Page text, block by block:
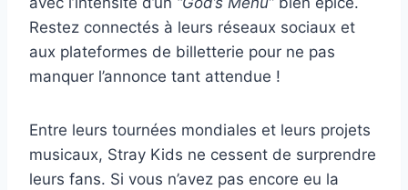
Restez connectés à leurs réseaux sociaux et
aux plateformes de billetterie pour ne pas
manquer l’annonce tant attendue !
Entre leurs tournées mondiales et leurs projets
musicaux, Stray Kids ne cessent de surprendre
leurs fans. Si vous n’avez pas encore eu la